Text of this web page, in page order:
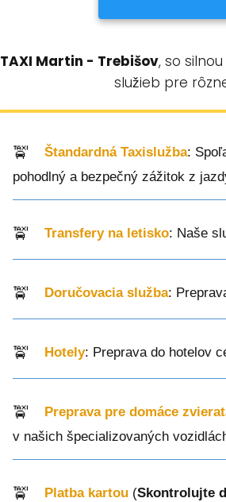
TAXI Martin - Trebišov, so
služieb pre
Štandardná Taxislužba:
pohodlný a bezpečný zážitok z
Transfery na letisko: Naše
Doručovacia služba:
Hotely: Preprava do hotelov
Preprava pre domáce
v našich špecializovaných
Platba kartou (Skontrolujte